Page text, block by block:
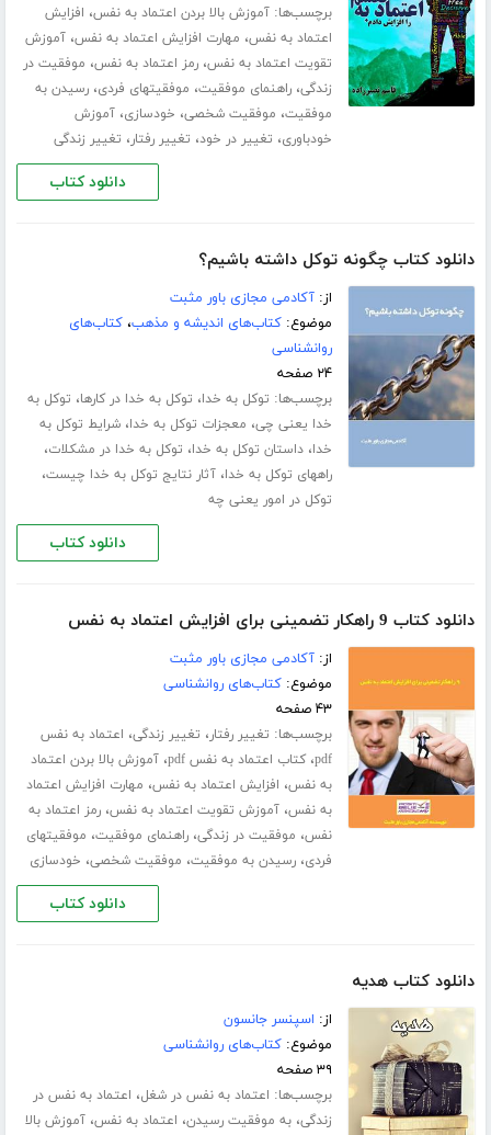
برچسب‌ها:آموزش بالا بردن اعتماد به نفس، افزایش
اعتماد به نفس، مهارت افزایش اعتماد به نفس،آموزش
تقویت اعتماد به نفس،رمز اعتماد به نفس، موفقیت در
زندگی،راهنمای موفقیت، موفقیتهای فردی،رسیدن به
موفقیت، موفقیت شخصی، خودسازی،آموزش
خودباوری، تغییر در خود، تغییر رفتار، تغییر زندگی
دانلود کتاب
دانلود کتاب چگونه توکل داشته باشیم؟
از:آکادمی مجازی باور مثبت
موضوع:کتاب‌های اندیشه و مذهب،کتاب‌های
روانشناسی
۲۴ صفحه
برچسب‌ها: توکل به خدا، توکل به خدا در کارها، توکل به
خدا یعنی چی، معجزات توکل به خدا،شرایط توکل به
خدا،داستان توکل به خدا، توکل به خدا در مشکلات،
راههای توکل به خدا،آثار نتایج توکل به خدا چیست،
توکل در امور یعنی چه
دانلود کتاب
دانلود کتاب 9 راهکار تضمینی برای افزایش اعتماد به نفس
از:آکادمی مجازی باور مثبت
موضوع:کتاب‌های روانشناسی
۴۳ صفحه
برچسب‌ها: تغییر رفتار، تغییر زندگی، اعتماد به نفس
pdf،کتاب اعتماد به نفس pdf ،آموزش بالا بردن اعتماد
به نفس، افزایش اعتماد به نفس، مهارت افزایش اعتماد
به نفس،آموزش تقویت اعتماد به نفس،رمز اعتماد به
نفس، موفقیت در زندگی،راهنمای موفقیت، موفقیتهای
فردی،رسیدن به موفقیت، موفقیت شخصی، خودسازی
دانلود کتاب
دانلود کتاب هدیه
از: اسپنسر جانسون
موضوع:کتاب‌های روانشناسی
۳۹ صفحه
برچسب‌ها: اعتماد به نفس در شغل، اعتماد به نفس در
زندگی،به موفقیت رسیدن، اعتماد به نفس،آموزش بالا